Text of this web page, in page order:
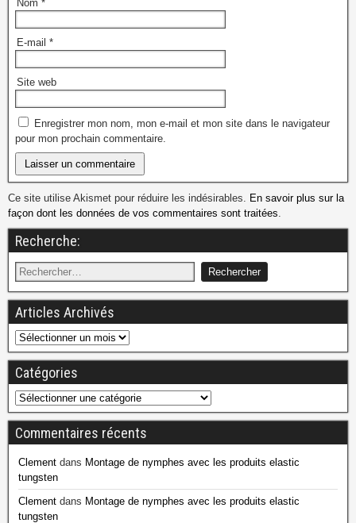
Nom *
E-mail *
Site web
Enregistrer mon nom, mon e-mail et mon site dans le navigateur
pour mon prochain commentaire.
Ce site utilise Akismet pour réduire les indésirables.
En savoir plus sur la
façon dont les données de vos commentaires sont traitées
Recherche:
Articles Archivés
Catégories
Commentaires récents
Clement dans Montage de nymphes avec les produits elastic
tungsten
Clement dans Montage de nymphes avec les produits elastic
tungsten